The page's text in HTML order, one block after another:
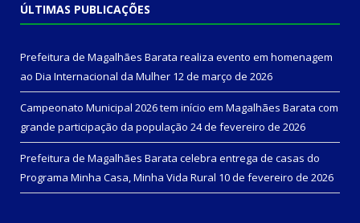
ÚLTIMAS PUBLICAÇÕES
Prefeitura de Magalhães Barata realiza evento em homenagem
ao Dia Internacional da Mulher 12 de março de 2026
Campeonato Municipal 2026 tem início em Magalhães Barata com
grande participação da população 24 de fevereiro de 2026
Prefeitura de Magalhães Barata celebra entrega de casas do
Programa Minha Casa, Minha Vida Rural 10 de fevereiro de 2026